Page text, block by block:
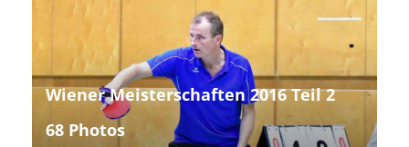
Wiener Meisterschaften 2016 Teil 2
68 Photos